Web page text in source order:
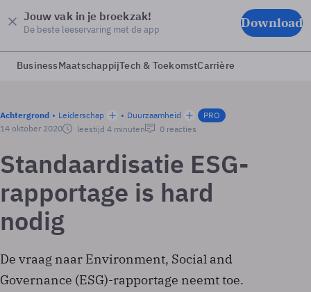
Jouw vak in je broekzak!
De beste leeservaring met de app Download
BusinessMaatschappijTech & ToekomstCarrière
Achtergrond Leiderschap Duurzaamheid
PRO
14 oktober 2020
leestijd 4 minuten 0 reacties
Standaardisatie ESG-
rapportage is hard
nodig
De vraag naar Environment, Social and
Governance (ESG)-rapportage neemt toe.